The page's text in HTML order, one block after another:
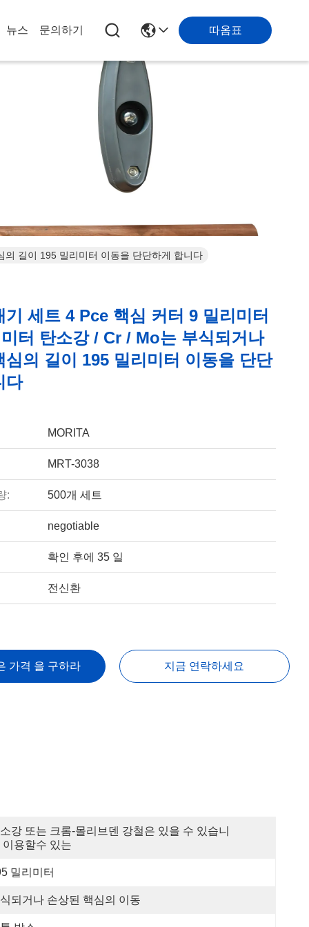
뉴스 문의하기 따옴표
길이 195 밀리미터 이동을 단단하게 합니다
기 세트 4 Pce 핵심 커터 9 밀리미터
터 탄소강 / Cr / Mo는 부식되거나
심의 길이 195 밀리미터 이동을 단단
다
MORITA
MRT-3038
: 500개 세트
negotiable
확인 후에 35 일
전신환
가격 을 구하라 지금 연락하세요
강 또는 크롬-몰리브덴 강철은 있을 수 있습니
이용할수 있는
밀리미터
되거나 손상된 핵심의 이동